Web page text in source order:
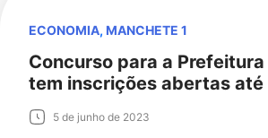
ECONOMIA, MANCHETE 1
Concurso para a
tem inscrições abertas até
5 de junho de 2023